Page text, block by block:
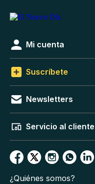
Mi cuenta
Suscríbete
Newsletters
Servicio al cliente
¿Quiénes somos?